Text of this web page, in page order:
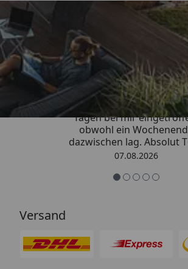
Trusted Shops
4,81/ 5
„Die Bestellung ist
Tagen bei mir
obwohl ein
dazwischen lag. Absolut
Sicherlich nicht die letzte
so.“
07.08.2026
Versand